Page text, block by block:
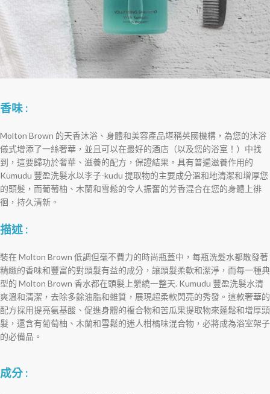
香味 :
Molton Brown 的天香沐浴、身體和美容產品堪稱英國機構，為您的沐浴
儀式增添了一絲奢華，並且可以在最好的酒店（以及您的浴室！）中找
到，這要歸功於奢華、滋養的配方，保證結果。具有普遍滋養作用的
Kumudu 豐盈洗髮水以李子-kudu 提取物的主要成分溫和地清潔和增厚您
的頭髮，而葡萄柚、木蘭和雪鬆的令人振奮的芳香混合在您的身體上徘
徊，持久清新。
描述 :
裝在 Molton Brown 低調但毫不費力的時尚瓶蓋中，每瓶洗髮水都散發著
精緻的香味和豐富的對頭髮有益的成分，讓頭髮柔軟和潔淨，而每一種典
型的 Molton Brown 香水都在頭髮上縈繞一整天. Kumudu 豐盈洗髮水清
爽溫和清潔，去除多餘油脂和雜質，展現超柔軟閃亮的秀發。這款奢華的
配方採用提亮氨基酸、促進身體的複合物和苦瓜果提取物來蓬鬆和增厚頭
髮，還含有葡萄柚、木蘭和雪鬆的迷人柑橘味混合物，必將成為浴室架子
的必備品。
成分 :